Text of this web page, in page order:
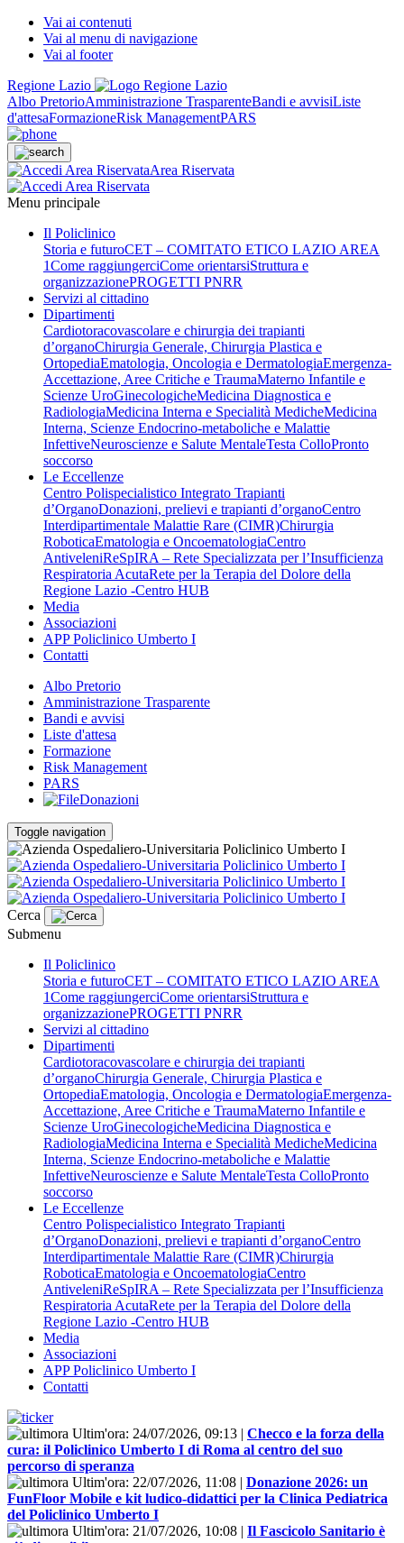
Vai ai contenuti
Vai al menu di navigazione
Vai al footer
Regione Lazio
Albo PretorioAmministrazione TrasparenteBandi e avvisiListe
d'attesaFormazioneRisk ManagementPARS
Area Riservata
Menu principale
Il Policlinico
Storia e futuroCET – COMITATO ETICO LAZIO AREA
1Come raggiungerciCome orientarsiStruttura e
organizzazionePROGETTI PNRR
Servizi al cittadino
Dipartimenti
Cardiotoracovascolare e chirurgia dei trapianti
d’organoChirurgia Generale, Chirurgia Plastica e
OrtopediaEmatologia, Oncologia e DermatologiaEmergenza-
Accettazione, Aree Critiche e TraumaMaterno Infantile e
Scienze UroGinecologicheMedicina Diagnostica e
RadiologiaMedicina Interna e Specialità MedicheMedicina
Interna, Scienze Endocrino-metaboliche e Malattie
InfettiveNeuroscienze e Salute MentaleTesta ColloPronto
soccorso
Le Eccellenze
Centro Polispecialistico Integrato Trapianti
d’OrganoDonazioni, prelievi e trapianti d’organoCentro
Interdipartimentale Malattie Rare (CIMR)Chirurgia
RoboticaEmatologia e OncoematologiaCentro
AntiveleniReSpIRA – Rete Specializzata per l’Insufficienza
Respiratoria AcutaRete per la Terapia del Dolore della
Regione Lazio -Centro HUB
Media
Associazioni
APP Policlinico Umberto I
Contatti
Albo Pretorio
Amministrazione Trasparente
Bandi e avvisi
Liste d'attesa
Formazione
Risk Management
PARS
Donazioni
Toggle navigation
Cerca
Submenu
Il Policlinico
Storia e futuroCET – COMITATO ETICO LAZIO AREA
1Come raggiungerciCome orientarsiStruttura e
organizzazionePROGETTI PNRR
Servizi al cittadino
Dipartimenti
Cardiotoracovascolare e chirurgia dei trapianti
d’organoChirurgia Generale, Chirurgia Plastica e
OrtopediaEmatologia, Oncologia e DermatologiaEmergenza-
Accettazione, Aree Critiche e TraumaMaterno Infantile e
Scienze UroGinecologicheMedicina Diagnostica e
RadiologiaMedicina Interna e Specialità MedicheMedicina
Interna, Scienze Endocrino-metaboliche e Malattie
InfettiveNeuroscienze e Salute MentaleTesta ColloPronto
soccorso
Le Eccellenze
Centro Polispecialistico Integrato Trapianti
d’OrganoDonazioni, prelievi e trapianti d’organoCentro
Interdipartimentale Malattie Rare (CIMR)Chirurgia
RoboticaEmatologia e OncoematologiaCentro
AntiveleniReSpIRA – Rete Specializzata per l’Insufficienza
Respiratoria AcutaRete per la Terapia del Dolore della
Regione Lazio -Centro HUB
Media
Associazioni
APP Policlinico Umberto I
Contatti
Ultim'ora: 24/07/2026, 09:13 | Checco e la forza della
cura: il Policlinico Umberto I di Roma al centro del suo
percorso di speranza
Ultim'ora: 22/07/2026, 11:08 | Donazione 2026: un
FunFloor Mobile e kit ludico-didattici per la Clinica Pediatrica
del Policlinico Umberto I
Ultim'ora: 21/07/2026, 10:08 | Il Fascicolo Sanitario è